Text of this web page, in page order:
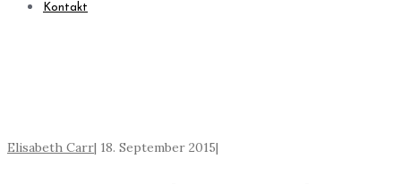
Kontakt
Elisabeth Carr| 18. September 2015|